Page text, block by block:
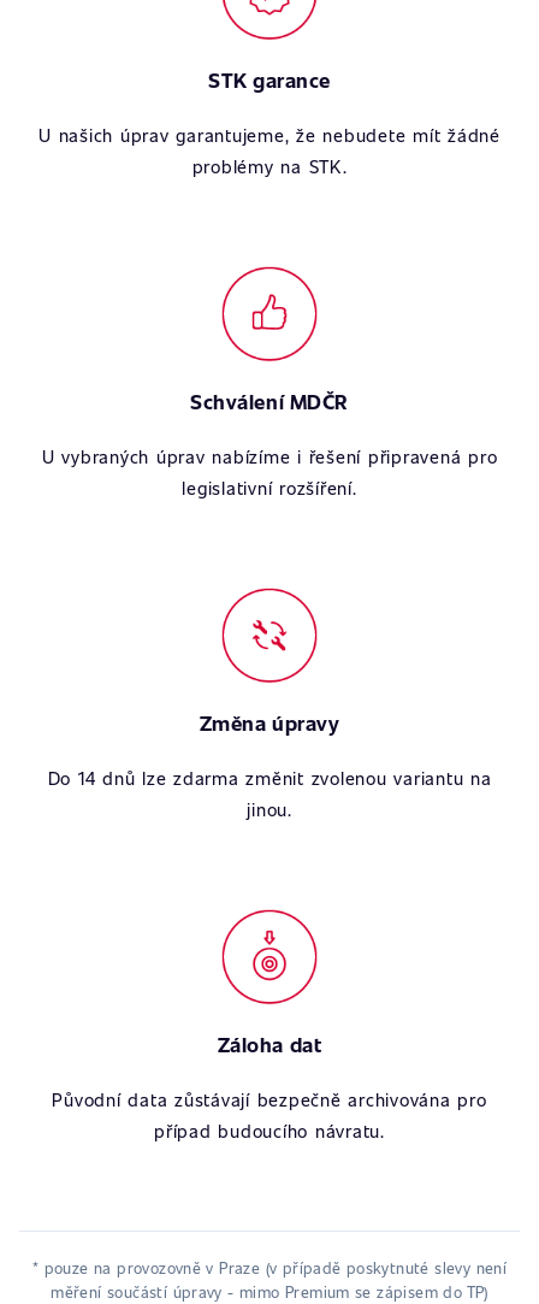
STK garance
U našich úprav garantujeme, že nebudete mít žádné
problémy na STK.
Schválení MDČR
U vybraných úprav nabízíme i řešení připravená pro
legislativní rozšíření.
Změna úpravy
Do 14 dnů lze zdarma změnit zvolenou variantu na
jinou.
Záloha dat
Původní data zůstávají bezpečně archivována pro
případ budoucího návratu.
* pouze na provozovně v Praze (v případě poskytnuté slevy není
měření součástí úpravy - mimo Premium se zápisem do TP)